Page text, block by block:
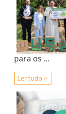
para os ...
Ler tudo >